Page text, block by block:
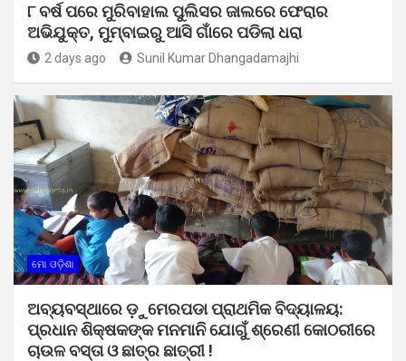
୮ ବର୍ଷ ପରେ ମୁରିବାହାଲ ପୁଲିସର ଜାଲରେ ଫେରାର
ଅଭିଯୁକ୍ତ, ମୁମ୍ବାଇରୁ ଆସି ଗାଁରେ ପଡିଲା ଧରା
2 days ago Sunil Kumar Dhangadamajhi
ମୋ ଓଡ଼ିଶା
ଅବ୍ୟବସ୍ଥାରେ ଡ଼ୁମେରପଡା ପ୍ରାଥମିକ ବିଦ୍ୟାଳୟ:
ପ୍ରଧାନ ଶିକ୍ଷକଙ୍କ ମନମାନି ଯୋଗୁଁ ଶ୍ରେଣୀ କୋଠରୀରେ
ଚାଉଳ ବସ୍ତା ଓ ଛାତ୍ର ଛାତ୍ରୀ !